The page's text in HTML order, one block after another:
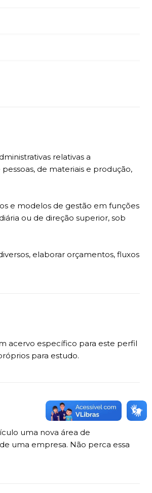
relativas a
de materiais e produção,
e modelos de gestão em funções
ou de direção superior, sob
elaborar orçamentos, fluxos
acervo específico para este perfil
para estudo.
uma nova área de
uma empresa. Não perca essa